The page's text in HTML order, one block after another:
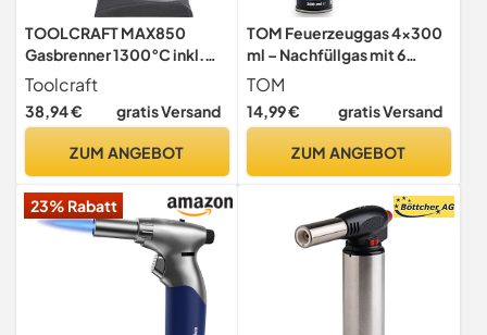
TOOLCRAFT MAX850
Gasbrenner 1300°C inkl.
Piezozünder, stufenlos
einstellbare Flamme,
Hochtemperatur-
Flambierbrenner für Küche
Toolcraft
38,94 € gratis Versand
ZUM ANGEBOT
TOM Feuerzeuggas 4x300
ml – Nachfüllgas mit 6
Adaptern
TOM
14,99 € gratis Versand
ZUM ANGEBOT
23% Rabatt